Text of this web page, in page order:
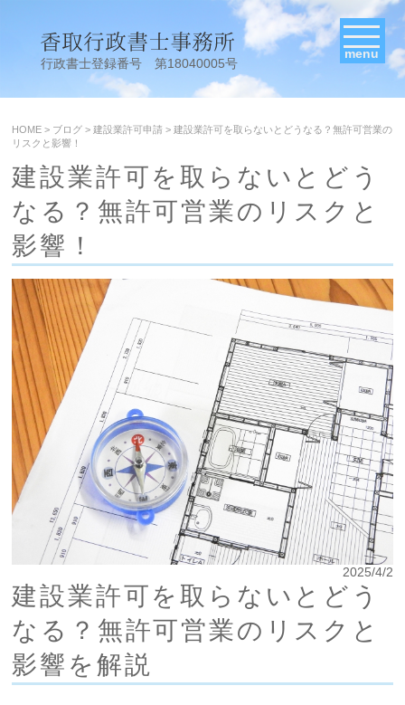
行政書士登録番号 第18040005号
menu
HOME > ブログ >建設業許可申請 >建設業許可を取らないとどうなる？無許可営業の
リスクと影響！
建設業許可を取らないとどう
なる？無許可営業のリスクと
影響！
2025/4/2
建設業許可を取らないとどう
なる？無許可営業のリスクと
影響を解説